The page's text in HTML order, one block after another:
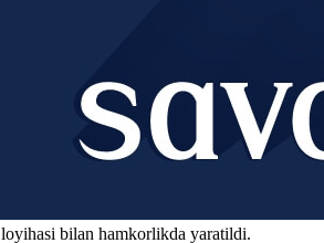
loyihasi bilan hamkorlikda yaratildi.